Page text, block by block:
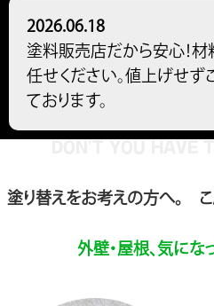
2026.06.18
塗料販売店だから安心！
任せください。値上げせ
ております。
塗り替えをお考えの方へ。
外壁・屋根、気にな